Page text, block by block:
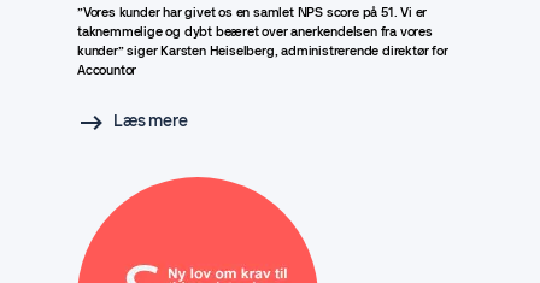
”Vores kunder har givet os en samlet NPS score på 51. Vi er
taknemmelige og dybt beæret over anerkendelsen fra vores
kunder” siger Karsten Heiselberg, administrerende direktør for
Accountor
Læs mere